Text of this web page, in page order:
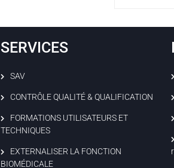
SERVICES
SAV
CONTRÔLE QUALITÉ & QUALIFICATION
FORMATIONS UTILISATEURS ET
TECHNIQUES
EXTERNALISER LA FONCTION
BIOMÉDICALE